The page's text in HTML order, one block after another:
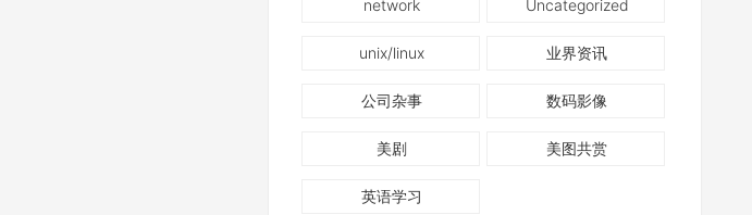
network Uncategorized
unix/linux 业界资讯
公司杂事 数码影像
美剧 美图共赏
英语学习